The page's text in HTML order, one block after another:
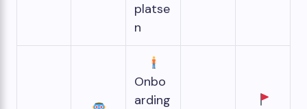
platse
n
Onbo
arding